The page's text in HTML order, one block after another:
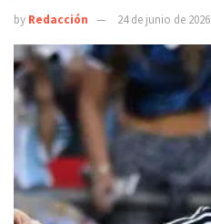
by Redacción 24 de junio de 2026